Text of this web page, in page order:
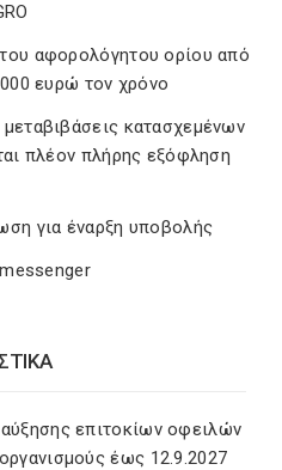
αφορολόγητου ορίου από
ευρώ τον χρόνο
κατασχεμένων
πλέον πλήρης εξόφληση
για έναρξη υποβολής
επιτοκίων οφειλών
έως 12.9.2027